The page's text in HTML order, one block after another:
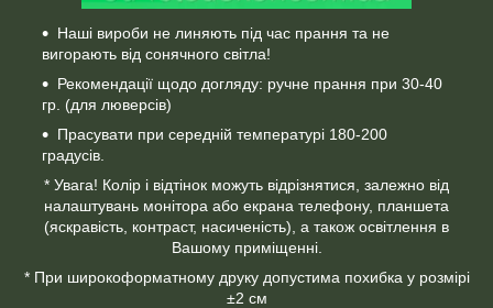
Наші вироби не линяють під час прання та не
вигорають від сонячного світла!
Рекомендації щодо догляду: ручне прання при 30-40
гр. (для люверсів)
Прасувати при середній температурі 180-200
градусів.
* Увага! Колір і відтінок можуть відрізнятися, залежно від
налаштувань монітора або екрана телефону, планшета
(яскравість, контраст, насиченість), а також освітлення в
Вашому приміщенні.
* При широкоформатному друку допустима похибка у розмірі
±2 см